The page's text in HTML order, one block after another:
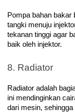
Pompa bahan bakar
tangki menuju
tekanan tinggi agar
baik oleh injektor.
8. Radiator
Radiator adalah
ini mendinginkan
dari mesin,